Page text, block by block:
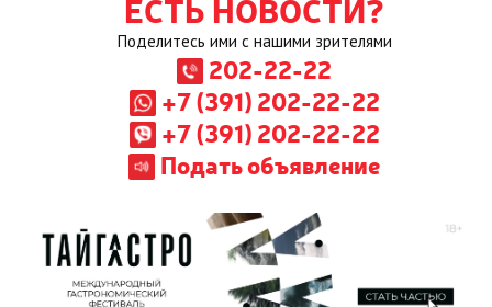
ЕСТЬ НОВОСТИ?
Поделитесь ими с нашими зрителями
202-22-22
+7 (391) 202-22-22
+7 (391) 202-22-22
Подать объявление